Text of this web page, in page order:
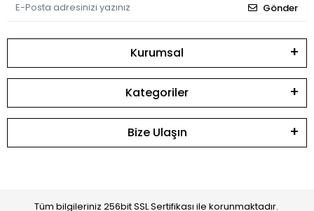
Gönder
Kurumsal
Kategoriler
Bize Ulaşın
Tüm bilgileriniz 256bit SSL Sertifikası ile korunmaktadır.